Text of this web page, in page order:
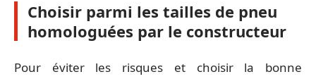
Choisir parmi les tailles de pneu
homologuées par le constructeur
Pour éviter les risques et choisir la bonne